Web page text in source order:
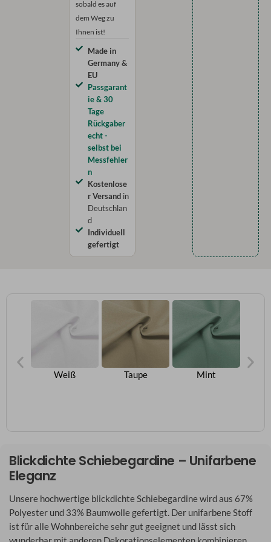
sobald es auf
dem Weg zu
Ihnen ist!
Made in
Germany &
EU
Passgarant
ie & 30
Tage
Rückgaber
echt -
selbst bei
Messfehler
n
Kostenlose
r Versandin
Deutschlan
d
Individuell
gefertigt
Weiß Taupe Mint
Blickdichte Schiebegardine – Unifarbene
Eleganz
Unsere hochwertige blickdichte Schiebegardine wird aus 67%
Polyester und 33% Baumwolle gefertigt. Der unifarbene Stoff
ist für alle Wohnbereiche sehr gut geeignet und lässt sich